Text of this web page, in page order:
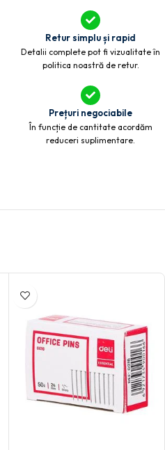
Retur simplu și rapid
Detalii complete pot fi vizualitate în
politica noastră de retur.
Prețuri negociabile
În funcție de cantitate acordăm
reduceri suplimentare.